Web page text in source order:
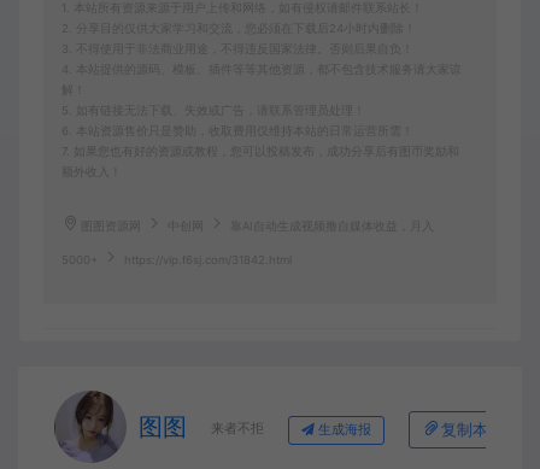
1. 本站所有资源来源于用户上传和网络，如有侵权请邮件联系站长！
2. 分享目的仅供大家学习和交流，您必须在下载后24小时内删除！
3. 不得使用于非法商业用途，不得违反国家法律。否则后果自负！
4. 本站提供的源码、模板、插件等等其他资源，都不包含技术服务请大家谅
5. 如有链接无法下载、失效或广告，请联系管理员处理！
6. 本站资源售价只是赞助，收取费用仅维持本站的日常运营所需！
7. 如果您也有好的资源或教程，您可以投稿发布，成功分享后有图币奖励和
额外收入！
图图资源网 中创网 靠AI自动生成视频撸自媒体收益，月入
5000+ https://vip.f6sj.com/31842.html
图图 来者不拒 生成海报 复制本文链接